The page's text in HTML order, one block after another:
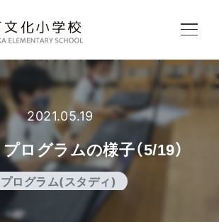
容
活
2021.05.19
ログラムの様子（5/19）
プログラム(スタディ)